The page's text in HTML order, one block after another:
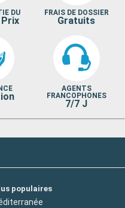
DU FRAIS DE DOSSIER
Gratuits
AGENTS
FRANCOPHONES
7/7 J
populaires